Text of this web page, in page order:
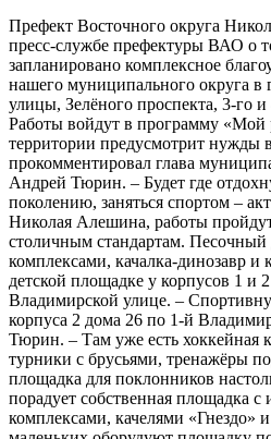
Префект Восточного округа
пресс-службе префектуры ВАО о
запланировано комплексное
нашего муниципального округа в
улицы, Зелёного проспекта, 3-го
Работы войдут в программу «Мой
территории предусмотрит нужды
прокомментировал глава
Андрей Тюрин. – Будет где
поколению, заняться спортом –
Николая Алешина, работы
столичным стандартам.
комплексами, качалка-динозавр и
детской площадке у корпусов 1 и
Владимирской улице. –
корпуса 2 дома 26 по 1-й
Тюрин. – Там уже есть хоккейная
турники с брусьями, тренажёры
площадка для поклонников
порадует собственная площадка
комплексами, качелями «Гнездо»